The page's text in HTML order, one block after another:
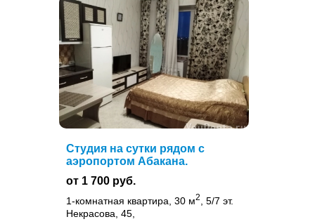
Студия на сутки рядом с
аэропортом Абакана.
от 1 700 руб.
1-комнатная квартира, 30 м2
, 5/7 эт.
Некрасова, 45,